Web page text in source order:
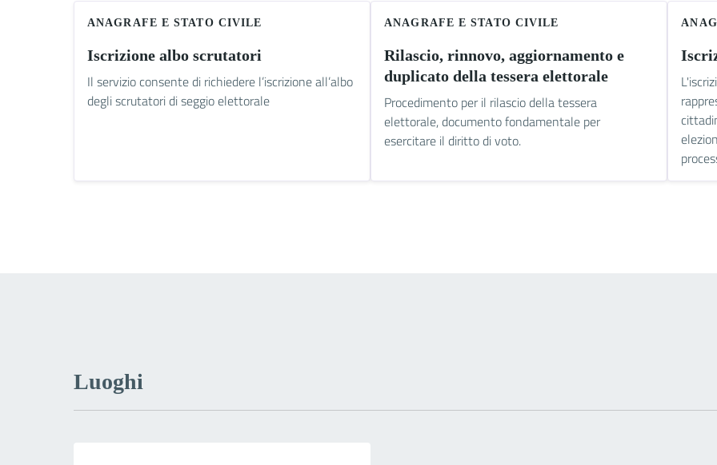
ANAGRAFE E STATO CIVILE
Iscrizione albo scrutatori
Il servizio consente di richiedere l’iscrizione all’albo
degli scrutatori di seggio elettorale
ANAGRAFE E STATO CIVILE
Rilascio, rinnovo, aggiornamento e
duplicato della tessera elettorale
Procedimento per il rilascio della tessera
elettorale, documento fondamentale per
esercitare il diritto di voto.
Luoghi